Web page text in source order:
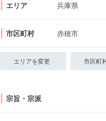
エリア 兵庫県
市区町村 赤穂市
エリアを変更 市区町
宗旨・宗派